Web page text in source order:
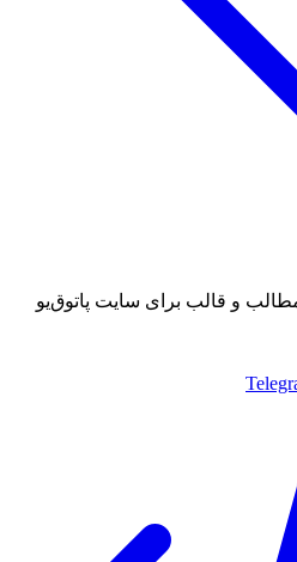
مطالب و قالب برای سایت پاتوق‌یو